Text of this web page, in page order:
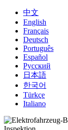
中文
English
Français
Deutsch
Português
Español
Русский
日本語
한국어
Türkçe
Italiano